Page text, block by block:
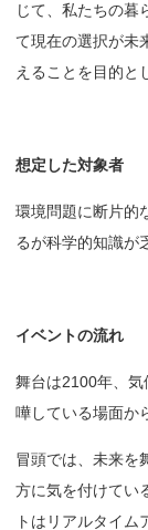
じて、私たちの暮
て現在の選択が未
えることを目的と
想定した対象者
環境問題に断片的
るが科学的知識が
イベントの流れ
舞台は2100年、
嘩している場面か
冒頭では、未来を
方に気を付けてい
トはリアルタイ